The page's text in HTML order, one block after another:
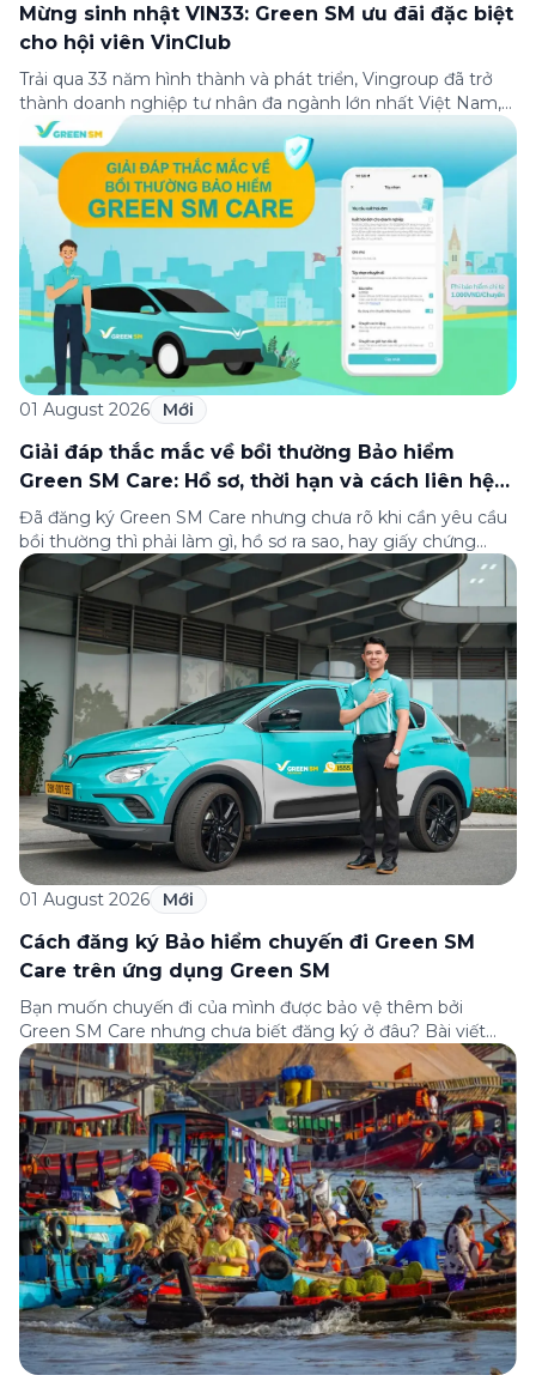
Mừng sinh nhật VIN33: Green SM ưu đãi đặc biệt
cho hội viên VinClub
Trải qua 33 năm hình thành và phát triển, Vingroup đã trở
thành doanh nghiệp tư nhân đa ngành lớn nhất Việt Nam,
lọt Top 30 doanh nghiệp lớn nhất Đông Nam Á theo bảng
xếp hạng của Tạp chí Fortune (Mỹ). Nhân kỷ niệm 33 năm
thành lập (8/8/1993 đến 8/8/2026), Green SM trân […]
01 August 2026 Mới
Giải đáp thắc mắc về bồi thường Bảo hiểm
Green SM Care: Hồ sơ, thời hạn và cách liên hệ
hỗ trợ
Đã đăng ký Green SM Care nhưng chưa rõ khi cần yêu cầu
bồi thường thì phải làm gì, hồ sơ ra sao, hay giấy chứng
nhận bảo hiểm tìm ở đâu? Bài viết này tổng hợp đầy đủ các
câu hỏi thường gặp nhất về quy trình bồi thường và hỗ trợ
của Green […]
01 August 2026 Mới
Cách đăng ký Bảo hiểm chuyến đi Green SM
Care trên ứng dụng Green SM
Bạn muốn chuyến đi của mình được bảo vệ thêm bởi
Green SM Care nhưng chưa biết đăng ký ở đâu? Bài viết
dưới đây sẽ hướng dẫn chi tiết cách tham gia (và hủy tham
gia) gói bảo hiểm này ngay trên ứng dụng Green SM, cùng
những lưu ý quan trọng trước khi […]